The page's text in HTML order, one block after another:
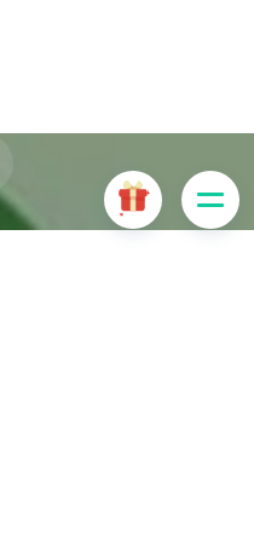
der Website.
oder Marketingzwecken
Cookies verwalten